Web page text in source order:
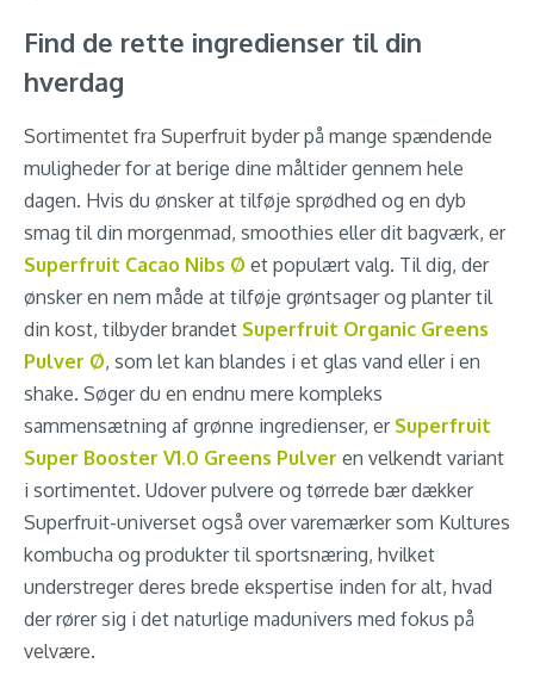
Find de rette ingredienser til din
hverdag
Sortimentet fra Superfruit byder på mange spændende
muligheder for at berige dine måltider gennem hele
dagen. Hvis du ønsker at tilføje sprødhed og en dyb
smag til din morgenmad, smoothies eller dit bagværk, er
Superfruit Cacao Nibs Ø et populært valg. Til dig, der
ønsker en nem måde at tilføje grøntsager og planter til
din kost, tilbyder brandet Superfruit Organic Greens
Pulver Ø, som let kan blandes i et glas vand eller i en
shake. Søger du en endnu mere kompleks
sammensætning af grønne ingredienser, er Superfruit
Super Booster V1.0 Greens Pulver en velkendt variant
i sortimentet. Udover pulvere og tørrede bær dækker
Superfruit-universet også over varemærker som Kultures
kombucha og produkter til sportsnæring, hvilket
understreger deres brede ekspertise inden for alt, hvad
der rører sig i det naturlige madunivers med fokus på
velvære.